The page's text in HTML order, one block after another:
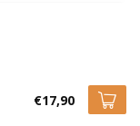
€17,90